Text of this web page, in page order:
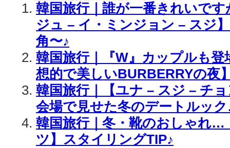
韓国旅行｜誰が一番きれいで
ジュ – イ・ミンジョン – スジ
角〜♪
韓国旅行｜『W』カップルも登
想的で美しいBURBERRYの夜
韓国旅行｜【ユナ – スジ – チ
会場で見せた冬のデートルック
韓国旅行｜冬・靴のおしゃれ…
ツ】スタイリングTIP♪